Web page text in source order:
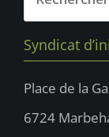
Syndicat
Place de la
6724